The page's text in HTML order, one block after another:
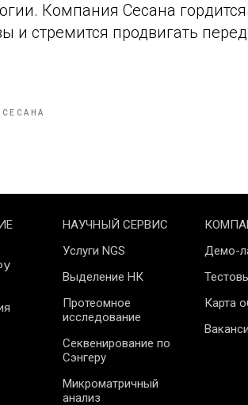
Компания Сесана
и стремится продвигать
НАУЧНЫЙ СЕРВИС
Услуги NGS
Выделение НК
Протеомное
исследование
Секвенирование по
Сэнгеру
Микроматричный
анализ
Демо-
Карта